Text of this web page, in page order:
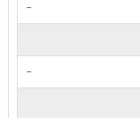
－
－